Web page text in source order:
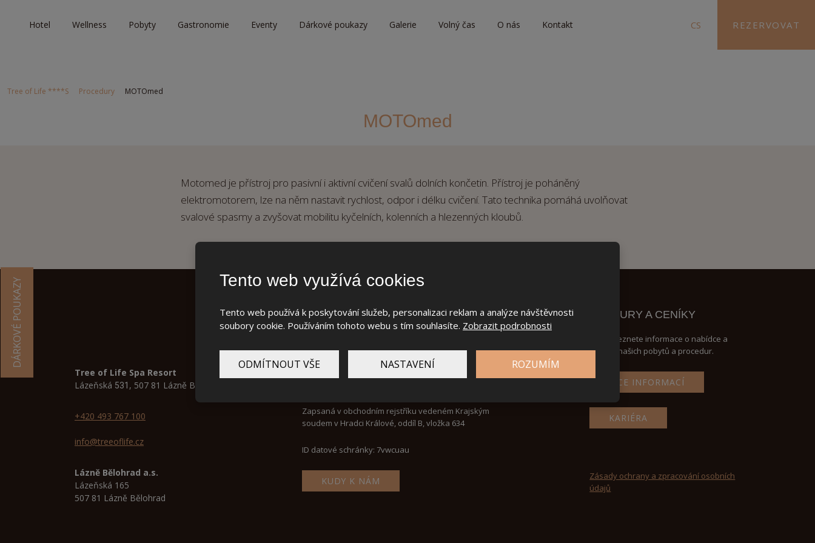
Hotel Wellness Pobyty Gastronomie Eventy Dárkové poukazy Galerie Volný čas O nás Kontakt CS REZERVOVAT
Tree of Life ****S Procedury MOTOmed
MOTOmed
Motomed je přístroj pro pasivní i aktivní cvičení svalů dolních končetin. Přístroj je poháněný
elektromotorem, lze na něm nastavit rychlost, odpor i délku cvičení. Tato technika pomáhá uvolňovat
svalové spasmy a zvyšovat mobilitu kyčelních, kolenních a hlezenných kloubů.
DÁRKOVÉ POUKAZY
Tree of Life Spa Resort
Lázeňská 531 , 507 81 Lázně Bělohrad
+420 493 767 100
info@treeoflife.cz
Lázně Bělohrad a.s.
Lázeňská 165
507 81 Lázně Bělohrad
46504834
Zapsaná v obchodním rejstříku vedeném Krajským
soudem v Hradci Králové, oddíl B, vložka 634
ID datové schránky: 7vwcuau
KUDY K NÁM
BROŽURY A CENÍKY
Zde naleznete informace o nabídce a
cenách našich pobytů a procedur.
VÍCE INFORMACÍ
KARIÉRA
Zásady ochrany a zpracování osobních
údajů
Tento web využívá cookies
Tento web používá k poskytování služeb, personalizaci reklam a analýze návštěvnosti
soubory cookie. Používáním tohoto webu s tím souhlasíte. Zobrazit podrobnosti
ODMÍTNOUT VŠE NASTAVENÍ ROZUMÍM